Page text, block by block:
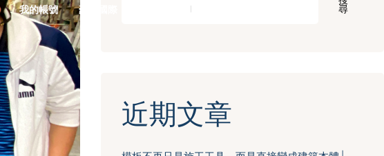
我的帳號 豪門國際 ｜ 50週年里程碑 尋
近期文章